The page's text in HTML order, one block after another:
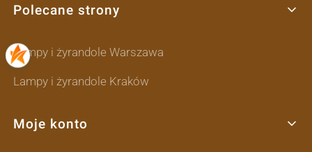
Polecane strony
Lampy i żyrandole Warszawa
Lampy i żyrandole Kraków
Moje konto